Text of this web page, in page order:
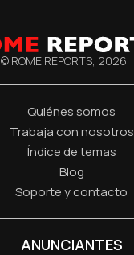
© ROME REPORTS, 2026
Quiénes somos
Trabaja con nosotros
Índice de temas
Blog
Soporte y contacto
ANUNCIANTES